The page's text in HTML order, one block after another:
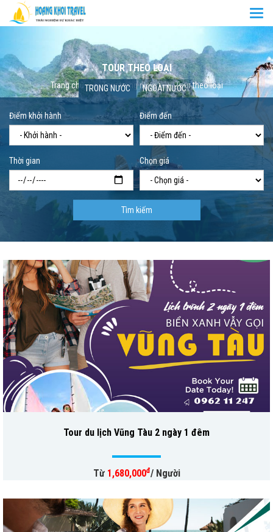
TOUR THEO LOẠI
Trang chủ Tour trong nước Tour theo loại
TRONG NƯỚC NGOÀI NƯỚC
Điểm khởi hành Điểm đến
Thời gian Chọn giá
Tìm kiếm
Tour du lịch Vũng Tàu 2 ngày 1 đêm
Từ 1,680,000đ/ Người